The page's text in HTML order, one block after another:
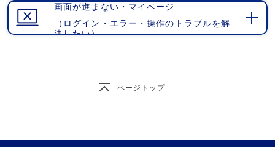
画面が進まない・マイページ
（ログイン・エラー・操作のトラブルを解
決したい）
ページトップ